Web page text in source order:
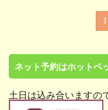
1
ネット予約はホットペ
土日は込み合いますの